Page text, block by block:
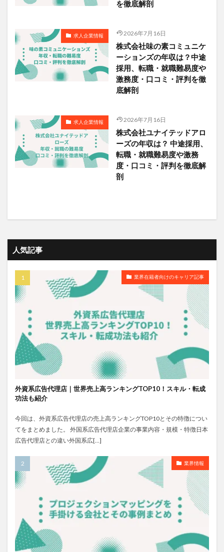
を徹底解剖
求人企業情報 2026年7月16日
株式会社味の素コミュニケ
ーションズの年収は？中途
採用、転職・就職難易度や
激務度・口コミ・評判を徹
底解剖
求人企業情報 2026年7月16日
株式会社ユナイテッドアロ
ーズの年収は？ 中途採用、
転職・就職難易度や激務
度・口コミ・評判を徹底解
剖
人気記事
業界在籍者向けのキャリア記事
外資系広告代理店｜世界売上高ランキングTOP10！スキル・転成
功法も紹介
今回は、外資系広告代理店の売上高ランキングTOP10とその特徴につい
てをまとめました。 外国系広告代理店企業の事業内容・規模・特徴日本
広告代理店との違い外国系広[…]
業界情報